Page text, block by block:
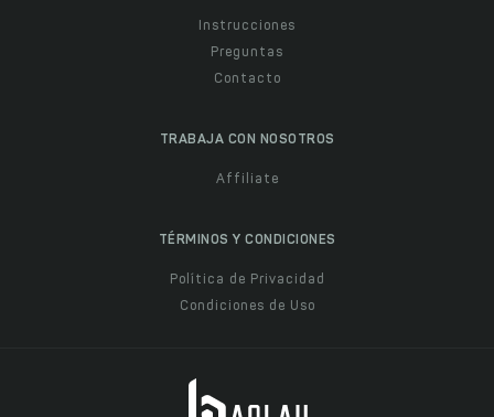
Instrucciones
Preguntas
Contacto
TRABAJA CON NOSOTROS
Affiliate
TÉRMINOS Y CONDICIONES
Política de Privacidad
Condiciones de Uso